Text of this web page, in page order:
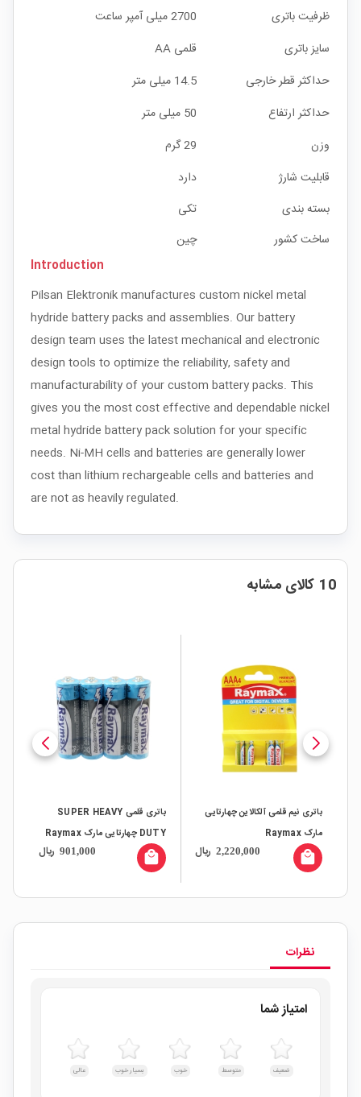
ظرفیت باتری
2700 میلی آمپر ساعت
سایز باتری
قلمی AA
حداکثر قطر خارجی
14.5 میلی متر
حداکثر ارتفاع
50 میلی متر
وزن
29 گرم
قابلیت شارژ
دارد
بسته بندی
تکی
ساخت کشور
چین
Introduction
Pilsan Elektronik manufactures custom nickel metal
hydride battery packs and assemblies. Our battery
design team uses the latest mechanical and electronic
design tools to optimize the reliability, safety and
manufacturability of your custom battery packs. This
gives you the most cost effective and dependable nickel
metal hydride battery pack solution for your specific
needs. Ni-MH cells and batteries are generally lower
cost than lithium rechargeable cells and batteries and
are not as heavily regulated.
10 کالای مشابه
باتری نیم قلمی آلکالاین چهارتایی
مارک Raymax
2,220,000 ریال local_mall
باتری قلمی SUPER HEAVY
DUTY چهارتایی مارک Raymax
901,000 ریال local_mall
نظرات
امتیاز شما
ضعیف متوسط خوب بسیار خوب عالی